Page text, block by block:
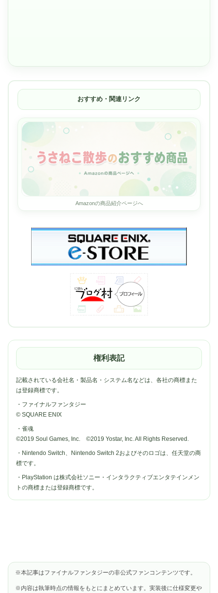
おすすめ・関連リンク
Amazonの商品紹介ページへ
権利表記
記載されている会社名・製品名・システム名などは、各社の商標また
は登録商標です。
・ファイナルファンタジー
© SQUARE ENIX
・雀魂
©2019 Soul Games, Inc. ©2019 Yostar, Inc. All Rights Reserved.
・Nintendo Switch、Nintendo Switch 2およびそのロゴは、任天堂の商
標です。
・PlayStation は株式会社ソニー・インタラクティブエンタテインメン
トの商標または登録商標です。
※本記事はファイナルファンタジーの非公式ファンコンテンツです。
※内容は執筆時点の情報をもとにまとめています。実装後に仕様変更や